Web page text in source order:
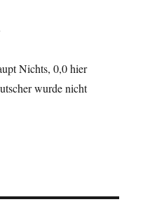
Nichts, 0,0 hier
wurde nicht